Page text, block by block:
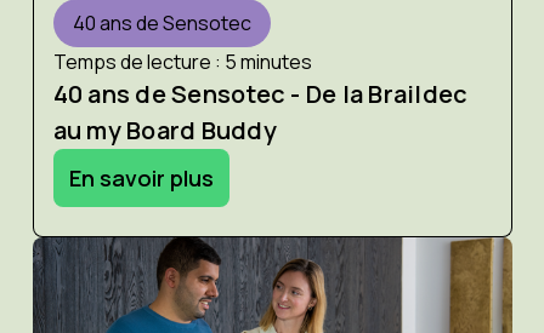
40 ans de Sensotec
Temps de lecture : 5 minutes
40 ans de Sensotec - De la Braildec
au my Board Buddy
En savoir plus